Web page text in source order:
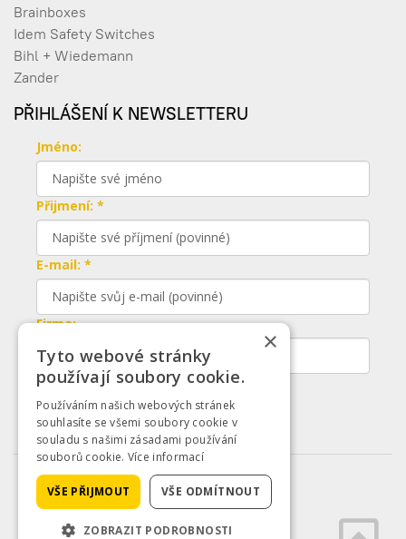
Brainboxes
Idem Safety Switches
Bihl + Wiedemann
Zander
PŘIHLÁŠENÍ K NEWSLETTERU
Jméno:
Přijmení: *
E-mail: *
Firma:
Odeslat
© 2026 iKeloc
×
Tyto webové stránky
používají soubory cookie.
Používáním našich webových stránek
souhlasíte se všemi soubory cookie v
souladu s našimi zásadami používání
souborů cookie. Více informací
VŠE PŘIJMOUT VŠE ODMÍTNOUT
ZOBRAZIT PODROBNOSTI